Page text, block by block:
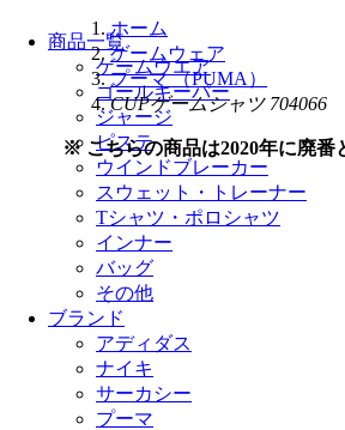
商品一覧
ゲームウエア
ゴールキーパー
ジャージ
ピステ
ウインドブレーカー
スウェット・トレーナー
Tシャツ・ポロシャツ
インナー
バッグ
その他
ブランド
アディダス
ナイキ
サーカシー
プーマ
ホーム
ゲームウェア
プーマ （PUMA）
CUPゲームシャツ 704066
※ こちらの商品は2020年に廃